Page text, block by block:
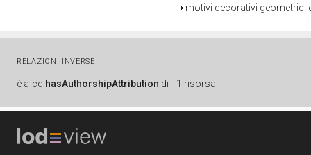
motivi decorativi geometrici
RELAZIONI INVERSE
è a-cd:hasAuthorshipAttribution di 1 risorsa